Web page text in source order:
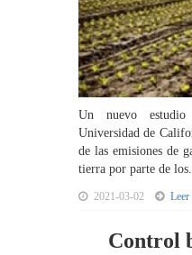
Un nuevo
Universidad de
de las emisiones de
tierra por parte de
2021-03-02 Leer
Control